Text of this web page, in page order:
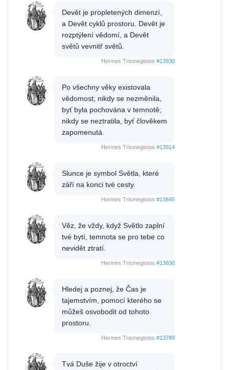
Devět je propletených dimenzí,
a Devět cyklů prostoru. Devět je
rozptýlení vědomí, a Devět
světů vevnitř světů.
Hermes Trismegistos #13930
Po všechny věky existovala
vědomost; nikdy se nezměnila,
byť byla pochována v temnotě;
nikdy se neztratila, byť člověkem
zapomenutá.
Hermes Trismegistos #13914
Slunce je symbol Světla, které
září na konci tvé cesty.
Hermes Trismegistos #13845
Věz, že vždy, když Světlo zaplní
tvé bytí, temnota se pro tebe co
nevidět ztratí.
Hermes Trismegistos #13830
Hledej a poznej, že Čas je
tajemstvím, pomocí kterého se
můžeš osvobodit od tohoto
prostoru.
Hermes Trismegistos #13789
Tvá Duše žije v otroctví